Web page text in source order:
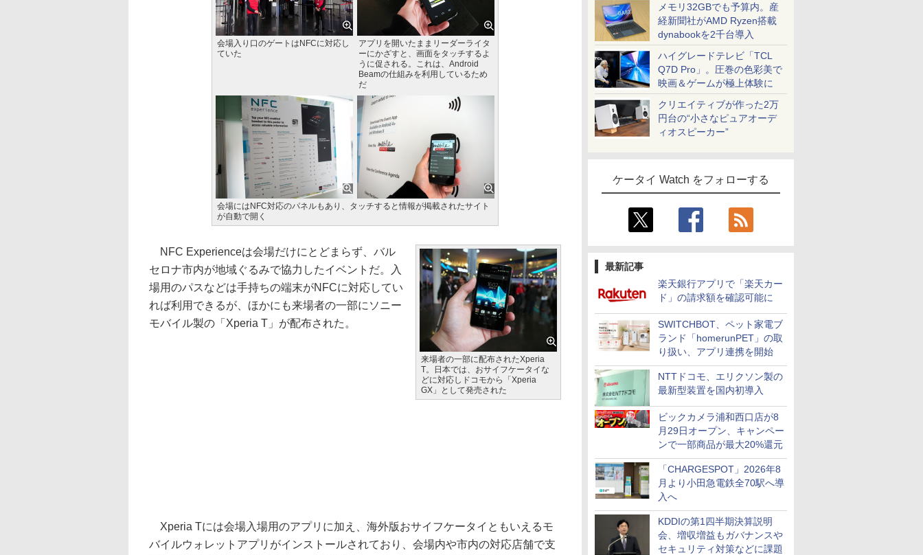
メモリ32GBでも予算内。産
経新聞社がAMD Ryzen搭載
dynabookを2千台導入
ハイグレードテレビ「TCL
Q7D Pro」。圧巻の色彩美で
映画＆ゲームが極上体験に
クリエイティブが作った2万
円台の“小さなピュアオーデ
ィオスピーカー”
ケータイ Watch をフォローする
最新記事
楽天銀行アプリで「楽天カー
ド」の請求額を確認可能に
SWITCHBOT、ペット家電ブ
ランド「homerunPET」の取
り扱い、アプリ連携を開始
NTTドコモ、エリクソン製の
最新型装置を国内初導入
ビックカメラ浦和西口店が8
月29日オープン、キャンペー
ンで一部商品が最大20%還元
「CHARGESPOT」2026年8
月より小田急電鉄全70駅へ導
入へ
KDDIの第1四半期決算説明
会、増収増益もガバナンスや
セキュリティ対策などに課題
会場入り口のゲートはNFCに対応し
ていた
アプリを開いたままリーダーライタ
ーにかざすと、画面をタッチするよ
うに促される。これは、Android
Beamの仕組みを利用しているため
だ
会場にはNFC対応のパネルもあり、タッチすると情報が掲載されたサイト
が自動で開く
来場者の一部に配布されたXperia
T。日本では、おサイフケータイな
どに対応しドコモから「Xperia
GX」として発売された
NFC Experienceは会場だけにとどまらず、バル
セロナ市内が地域ぐるみで協力したイベントだ。入
場用のパスなどは手持ちの端末がNFCに対応してい
れば利用できるが、ほかにも来場者の一部にソニー
モバイル製の「Xperia T」が配布された。
Xperia Tには会場入場用のアプリに加え、海外版おサイフケータイともいえるモ
バイルウォレットアプリがインストールされており、会場内や市内の対応店舗で支